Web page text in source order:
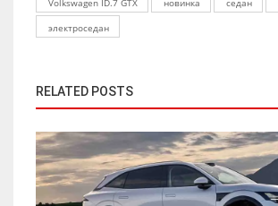
электроседан
RELATED POSTS